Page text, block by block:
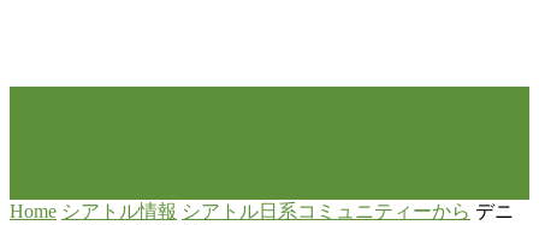
Home シアトル情報 シアトル日系コミュニティーから デニ